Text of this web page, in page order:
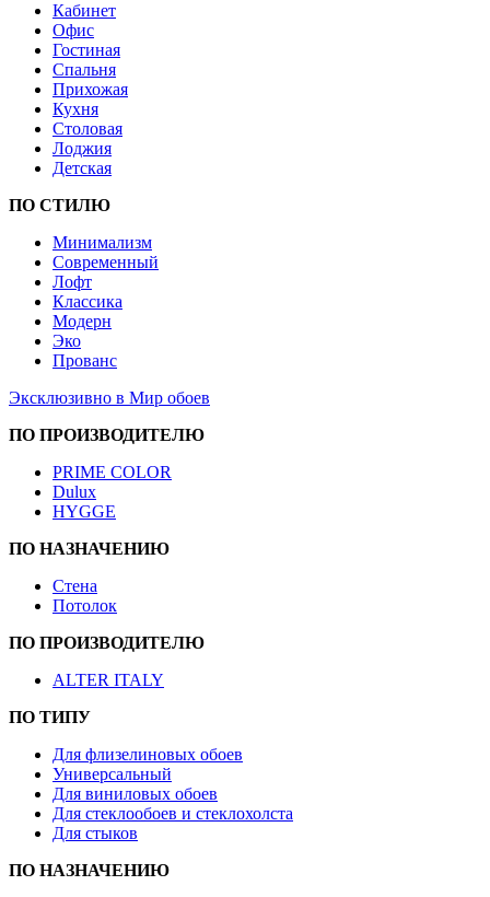
Кабинет
Офис
Гостиная
Спальня
Прихожая
Кухня
Столовая
Лоджия
Детская
ПО СТИЛЮ
Минимализм
Современный
Лофт
Классика
Модерн
Эко
Прованс
Эксклюзивно в Мир обоев
ПО ПРОИЗВОДИТЕЛЮ
PRIME COLOR
Dulux
HYGGE
ПО НАЗНАЧЕНИЮ
Стена
Потолок
ПО ПРОИЗВОДИТЕЛЮ
ALTER ITALY
ПО ТИПУ
Для флизелиновых обоев
Универсальный
Для виниловых обоев
Для стеклообоев и стеклохолста
Для стыков
ПО НАЗНАЧЕНИЮ